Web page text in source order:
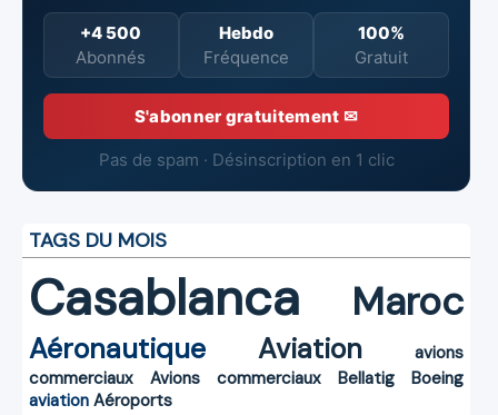
+4 500
Abonnés
Hebdo
Fréquence
100%
Gratuit
S'abonner gratuitement ✉
Pas de spam · Désinscription en 1 clic
TAGS DU MOIS
Casablanca Maroc
Aéronautique Aviation
avions
commerciaux
Avions commerciaux Bellatig
Boeing
aviation Aéroports